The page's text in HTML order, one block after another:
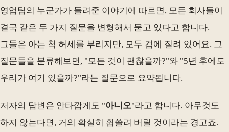
영업팀의 누군가가 들려준 이야기에 따르면, 모든 회사들이
결국 같은 두 가지 질문을 변형해서 묻고 있다고 합니다.
그들은 아는 척 허세를 부리지만, 모두 겁에 질려 있어요. 그
질문들을 분류해보면, "모든 것이 괜찮을까?"와 "5년 후에도
우리가 여기 있을까?"라는 질문으로 요약됩니다.
저자의 답변은 안타깝게도 "아니오"라고 합니다. 아무것도
하지 않는다면, 거의 확실히 휩쓸려 버릴 것이라는 경고죠.